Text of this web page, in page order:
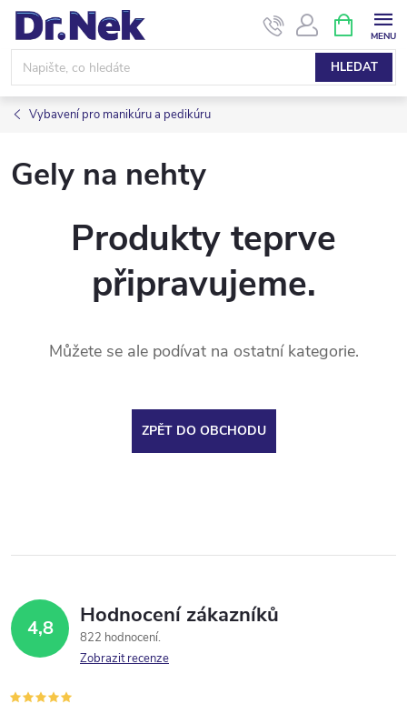
Přejít
obsah
HLEDAT
NÁKUPNÍ
KOŠÍK
Vybavení pro manikúru a pedikúru
Gely na nehty
Produkty teprve
připravujeme.
Můžete se ale podívat na ostatní kategorie.
ZPĚT DO OBCHODU
4,8 Hodnocení zákazníků
822 hodnocení
Zobrazit recenze